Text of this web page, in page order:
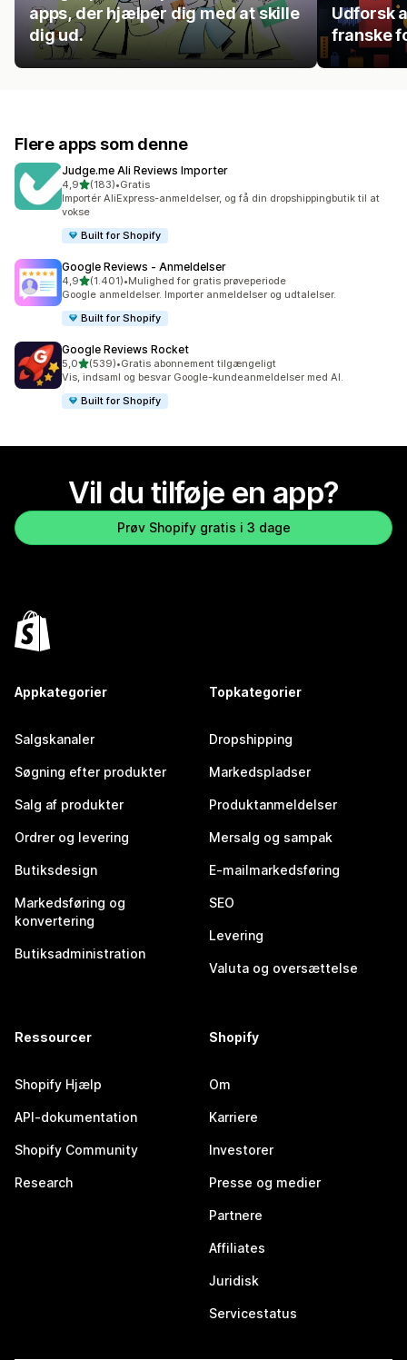
apps, der hjælper dig med at skille
dig ud.
Udforsk
franske
Flere apps som denne
Judge.me Ali Reviews Importer
4,9ud af 5 stjerner
(183)
183 anmeldelser i alt
•Gratis
Importér AliExpress-anmeldelser, og få din dropshippingbutik til at
vokse
Built for Shopify
Google Reviews ‑ Anmeldelser
4,9ud af 5 stjerner
(1.401)
1401 anmeldelser i alt
•Mulighed for gratis prøveperiode
Google anmeldelser. Importer anmeldelser og udtalelser.
Built for Shopify
Google Reviews Rocket
5,0ud af 5 stjerner
(539)
539 anmeldelser i alt
•Gratis abonnement tilgængeligt
Vis, indsaml og besvar Google-kundeanmeldelser med AI.
Built for Shopify
Vil du tilføje en app?
Prøv Shopify gratis i 3 dage
Appkategorier
Salgskanaler
Søgning efter produkter
Salg af produkter
Ordrer og levering
Butiksdesign
Markedsføring og
konvertering
Butiksadministration
Topkategorier
Dropshipping
Markedspladser
Produktanmeldelser
Mersalg og sampak
E-mailmarkedsføring
SEO
Levering
Valuta og oversættelse
Ressourcer
Shopify Hjælp
API-dokumentation
Shopify Community
Research
Shopify
Om
Karriere
Investorer
Presse og medier
Partnere
Affiliates
Juridisk
Servicestatus